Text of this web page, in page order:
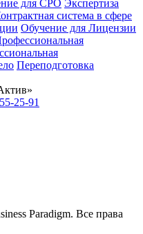
для СРО Экспертиза
система в сфере
Обучение для Лицензии
Переподготовка
25-91
Paradigm. Все права